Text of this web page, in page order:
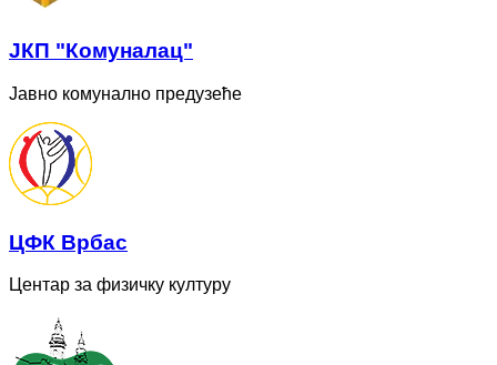
ЈКП "Комуналац"
Јавно комунално предузеће
ЦФК Врбас
Центар за физичку културу